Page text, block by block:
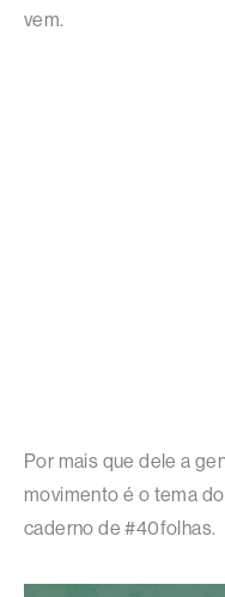
vem.
Por mais que dele a
movimento é o tema
caderno de #40folhas.